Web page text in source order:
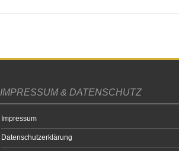
IMPRESSUM & DATENSCHUTZ
Impressum
Datenschutzerklärung